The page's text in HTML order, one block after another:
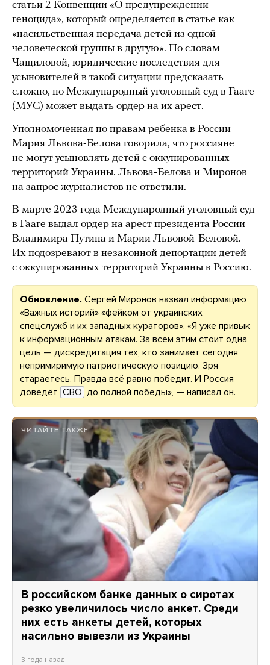
статьи 2 Конвенции «О предупреждении
геноцида», который определяется в статье как
«насильственная передача детей из одной
человеческой группы в другую». По словам
Чащиловой, юридические последствия для
усыновителей в такой ситуации предсказать
сложно, но Международный уголовный суд в Гааге
(МУС) может выдать ордер на их арест.
Уполномоченная по правам ребенка в России
Мария Львова-Белова говорила, что россияне
не могут усыновлять детей с оккупированных
территорий Украины. Львова-Белова и Миронов
на запрос журналистов не ответили.
В марте 2023 года Международный уголовный суд
в Гааге выдал ордер на арест президента России
Владимира Путина и Марии Львовой-Беловой.
Их подозревают в незаконной депортации детей
с оккупированных территорий Украины в Россию.
Обновление. Сергей Миронов назвал информацию
«Важных историй» «фейком от украинских
спецслужб и их западных кураторов». «Я уже привык
к информационным атакам. За всем этим стоит одна
цель — дискредитация тех, кто занимает сегодня
непримиримую патриотическую позицию. Зря
стараетесь. Правда всё равно победит. И Россия
доведёт СВО до полной победы», — написал он.
ЧИТАЙТЕ ТАКЖЕ
В российском банке данных о сиротах
резко увеличилось число анкет. Среди
них есть анкеты детей, которых
насильно вывезли из Украины
3 года назад